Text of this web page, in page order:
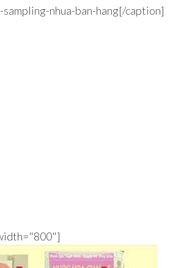
nhua-ban-hang[/caption]